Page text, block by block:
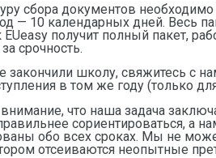
сбора документов
— 10 календарных дней. Весь
EUeasy получит полный пакет,
срочность.
закончили школу, свяжитесь с
в том же году (только
что наша задача
сориентироваться, а
обо всех сроках. Мы не
отсеиваются неопытные